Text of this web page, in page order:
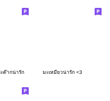
ะต๊ากน่ารัก มะเหมียวน่ารัก <3